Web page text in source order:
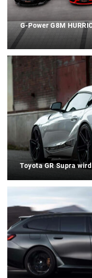
G-Power G8M
Toyota GR Supra